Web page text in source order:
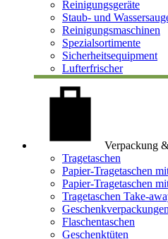
Reinigungsgeräte
Staub- und
Reinigungsmaschinen
Spezialsortimente
Sicherheitsequipment
Lufterfrischer
Verpackung
Tragetaschen
Papier-Tragetaschen
Papier-Tragetaschen
Tragetaschen Take-
Flaschentaschen
Geschenktüten